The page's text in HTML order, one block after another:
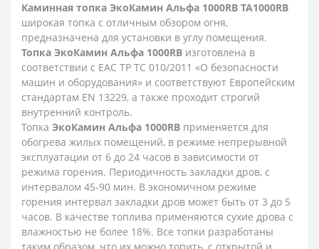
Каминная топка ЭкоКамин Альфа 1000RB TA1000RB
широкая топка с отличным обзором огня,
предназначена для установки в углу помещения.
Топка ЭкоКамин Альфа 1000RB изготовлена в
соответствии с ЕАС ТР ТС 010/2011 «О безопасности
машин и оборудования» и соответствуют Европейским
стандартам EN 13229, а также проходит строгий
внутренний контроль.
Топка ЭкоКамин Альфа 1000RB применяется для
обогрева жилых помещений, в режиме непрерывной
эксплуатации от 6 до 24 часов в зависимости от
режима горения. Периодичность закладки дров, с
интервалом 45-90 мин. В экономичном режиме
горения интервал закладки дров может быть от 3 до 5
часов. В качестве топлива применяются сухие дрова с
влажностью не более 18%. Все топки разработаны